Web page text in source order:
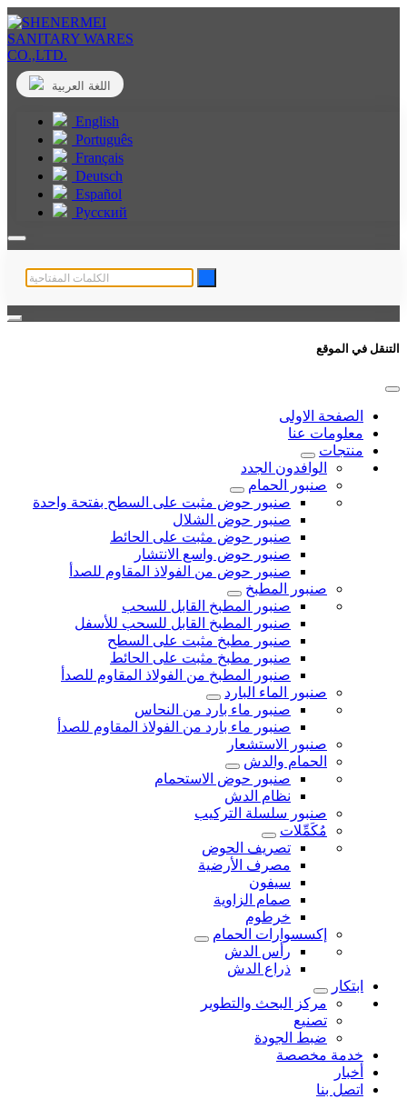
اللغة العربية
English
Português
Français
Deutsch
Español
Русский
التنقل في الموقع
الصفحة الاولى
معلومات عنا
منتجات
الوافدون الجدد
صنبور الحمام
صنبور حوض مثبت على السطح بفتحة واحدة
صنبور حوض الشلال
صنبور حوض مثبت على الحائط
صنبور حوض واسع الانتشار
صنبور حوض من الفولاذ المقاوم للصدأ
صنبور المطبخ
صنبور المطبخ القابل للسحب
صنبور المطبخ القابل للسحب للأسفل
صنبور مطبخ مثبت على السطح
صنبور مطبخ مثبت على الحائط
صنبور المطبخ من الفولاذ المقاوم للصدأ
صنبور الماء البارد
صنبور ماء بارد من النحاس
صنبور ماء بارد من الفولاذ المقاوم للصدأ
صنبور الاستشعار
الحمام والدش
صنبور حوض الاستحمام
نظام الدش
صنبور سلسلة التركيب
مُكَمِّلات
تصريف الحوض
مصرف الأرضية
سيفون
صمام الزاوية
خرطوم
إكسسوارات الحمام
رأس الدش
ذراع الدش
ابتكار
مركز البحث والتطوير
تصنيع
ضبط الجودة
خدمة مخصصة
أخبار
اتصل بنا